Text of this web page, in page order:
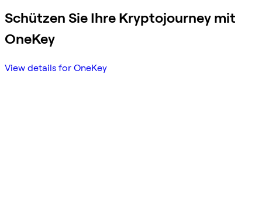
Schützen Sie Ihre Kryptojourney mit
OneKey
View details for OneKey